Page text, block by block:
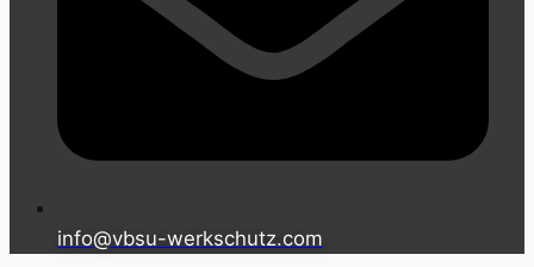
info@vbsu-werkschutz.com